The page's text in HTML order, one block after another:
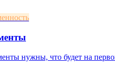
нужны, что будет на